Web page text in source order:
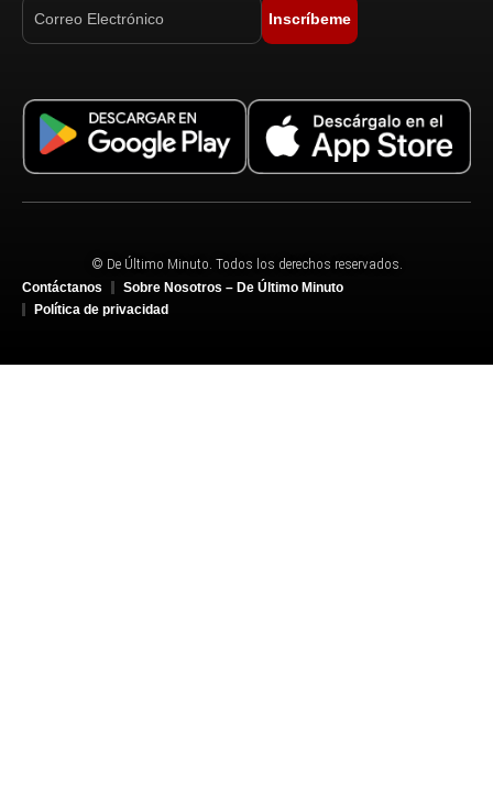
Inscríbeme
© De Último Minuto. Todos los derechos reservados.
Contáctanos
Sobre Nosotros – De Último Minuto
Política de privacidad